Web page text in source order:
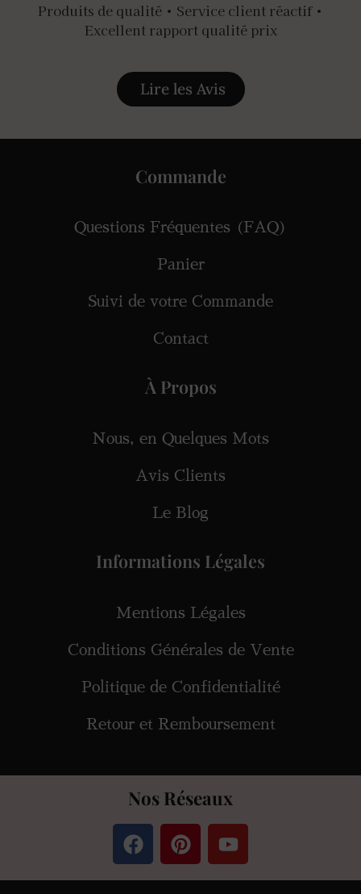
Produits de qualité • Service client réactif •
Excellent rapport qualité prix
Lire les Avis
Commande
Questions Fréquentes (FAQ)
Panier
Suivi de votre Commande
Contact
À Propos
Nous, en Quelques Mots
Avis Clients
Le Blog
Informations Légales
Mentions Légales
Conditions Générales de Vente
Politique de Confidentialité
Retour et Remboursement
Nos Réseaux